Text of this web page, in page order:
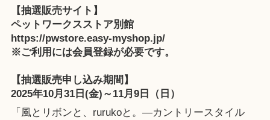
【抽選販売サイト】
ペットワークスストア別館
https://pwstore.easy-myshop.jp/
※ご利用には会員登録が必要です。
【抽選販売申し込み期間】
2025年10月31日(金)～11月9日（日）
「風とリボンと、rurukoと。—カントリースタイル